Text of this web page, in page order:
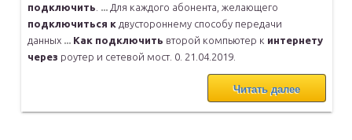
подключить ... Для каждого абонента, желающего
подключиться к двустороннему способу передачи
данных ... Как подключить второй компьютер к интернету
через роутер и сетевой мост. 0. 21.04.2019.
Читать далее